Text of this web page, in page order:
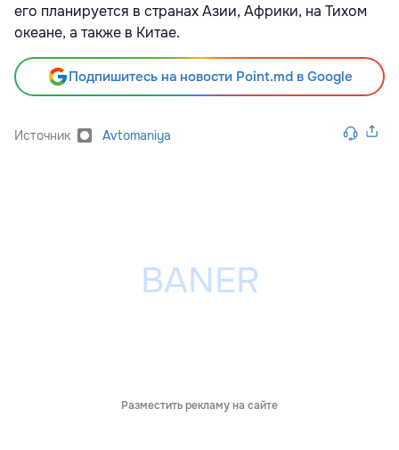
его планируется в странах Азии, Африки, на Тихом
океане, а также в Китае.
Подпишитесь на новости Point.md в Google
Источник Avtomaniya
Разместить рекламу на сайте